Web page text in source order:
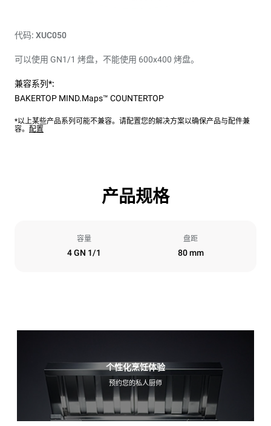
代码: XUC050
可以使用 GN1/1 烤盘，不能使用 600x400 烤盘。
兼容系列*:
BAKERTOP MIND.Maps™ COUNTERTOP
*以上某些产品系列可能不兼容。请配置您的解决方案以确保产品与配件兼
容。 配置
产品规格
容量
4 GN 1/1
盘距
80 mm
个性化烹饪体验
预约您的私人厨师